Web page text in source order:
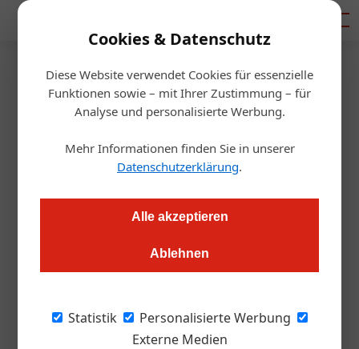
Cookies & Datenschutz
Diese Website verwendet Cookies für essenzielle
Funktionen sowie – mit Ihrer Zustimmung – für
Analyse und personalisierte Werbung.
Mehr Informationen finden Sie in unserer
Datenschutzerklärung.
Alle akzeptieren
Ablehnen
Statistik
Personalisierte Werbung
Externe Medien
Startseite/Gastro & Hotel
Neuübernahme
Die Spelunke gehört jetzt zur
Viva Group
Die Viva Group hat das bekannte Restaurant Spelunke in der
Dvoracek an der Spitze möchte das Lokal in eine neue Ära
starten - die Mischung aus urbanem Flair und ehrlicher Küche